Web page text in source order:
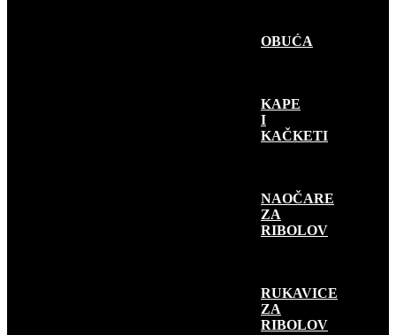
OBUĆA
KAPE
I
KAČKETI
NAOČARE
ZA
RIBOLOV
RUKAVICE
ZA
RIBOLOV